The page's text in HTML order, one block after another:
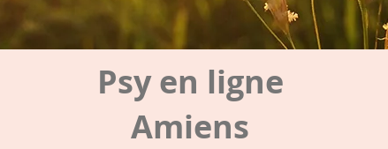
Psy en ligne
Amiens